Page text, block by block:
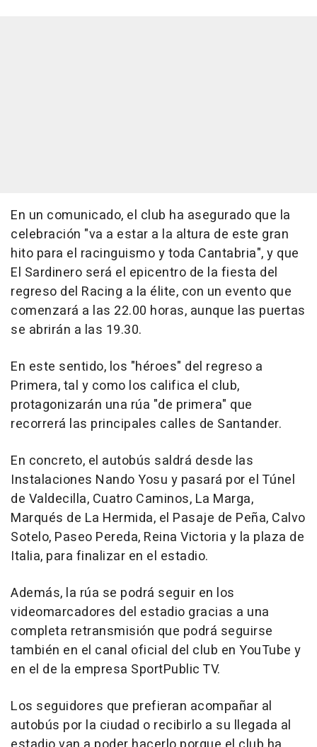
En un comunicado, el club ha asegurado que la
celebración "va a estar a la altura de este gran
hito para el racinguismo y toda Cantabria", y que
El Sardinero será el epicentro de la fiesta del
regreso del Racing a la élite, con un evento que
comenzará a las 22.00 horas, aunque las puertas
se abrirán a las 19.30.
En este sentido, los "héroes" del regreso a
Primera, tal y como los califica el club,
protagonizarán una rúa "de primera" que
recorrerá las principales calles de Santander.
En concreto, el autobús saldrá desde las
Instalaciones Nando Yosu y pasará por el Túnel
de Valdecilla, Cuatro Caminos, La Marga,
Marqués de La Hermida, el Pasaje de Peña, Calvo
Sotelo, Paseo Pereda, Reina Victoria y la plaza de
Italia, para finalizar en el estadio.
Además, la rúa se podrá seguir en los
videomarcadores del estadio gracias a una
completa retransmisión que podrá seguirse
también en el canal oficial del club en YouTube y
en el de la empresa SportPublic TV.
Los seguidores que prefieran acompañar al
autobús por la ciudad o recibirlo a su llegada al